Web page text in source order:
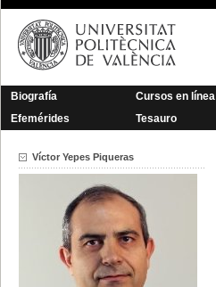
Saltar
contenido
Biografía Cursos en línea
Efemérides
Tesauro
Víctor Yepes Piqueras